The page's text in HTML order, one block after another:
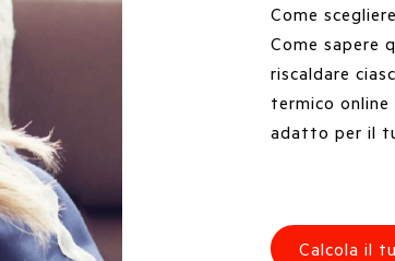
Come
Come sapere
riscaldare
termico
adatto per il
Calcola il